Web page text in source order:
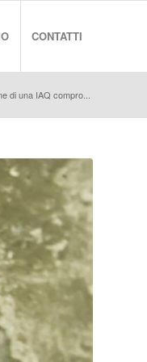
CONTATTI
di una IAQ compro...